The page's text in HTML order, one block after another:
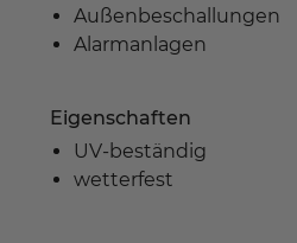
Außenbeschallungen
Alarmanlagen
Eigenschaften
UV-beständig
wetterfest